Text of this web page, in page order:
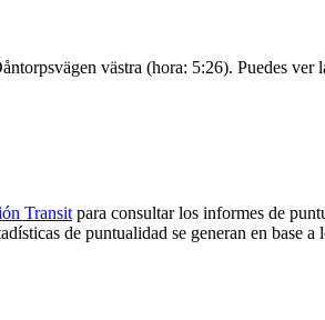
västra (hora: 5:26). Puedes
Transit para consultar los informes de
de puntualidad se generan en base